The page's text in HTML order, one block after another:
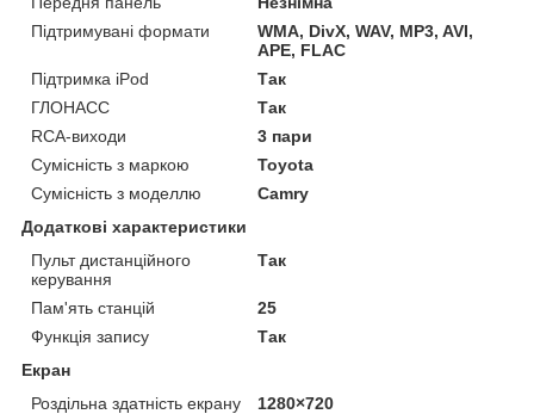
Підтримувані формати
WMA, DivX, WAV, MP3, AVI,
APE, FLAC
Підтримка iPod
Так
ГЛОНАСС
Так
RCA-виходи
3 пари
Сумісність з маркою
Toyota
Сумісність з моделлю
Camry
Додаткові характеристики
Пульт дистанційного
керування
Так
Пам'ять станцій
25
Функція запису
Так
Екран
Роздільна здатність екрану
1280×720